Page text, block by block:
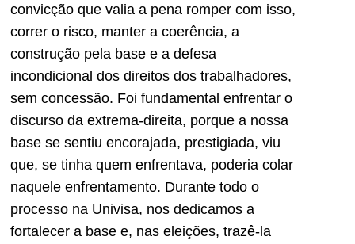
convicção que valia a pena romper com isso,
correr o risco, manter a coerência, a
construção pela base e a defesa
incondicional dos direitos dos trabalhadores,
sem concessão. Foi fundamental enfrentar o
discurso da extrema-direita, porque a nossa
base se sentiu encorajada, prestigiada, viu
que, se tinha quem enfrentava, poderia colar
naquele enfrentamento. Durante todo o
processo na Univisa, nos dedicamos a
fortalecer a base e, nas eleições, trazê-la